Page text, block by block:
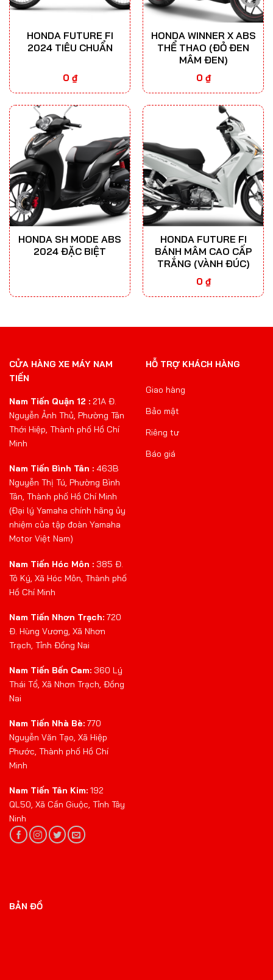
HONDA FUTURE FI
2024 TIÊU CHUẨN
0 ₫
HONDA WINNER X ABS
THỂ THAO (ĐỎ ĐEN
MÂM ĐEN)
0 ₫
HONDA SH MODE ABS
2024 ĐẶC BIỆT
HONDA FUTURE FI
BÁNH MÂM CAO CẤP
TRẮNG (VÀNH ĐÚC)
0 ₫
CỬA HÀNG XE MÁY NAM
TIẾN
Nam Tiến Quận 12 : 21A Đ.
Nguyễn Ảnh Thủ, Phường Tân
Thới Hiệp, Thành phố Hồ Chí
Minh
Nam Tiến Bình Tân : 463B
Nguyễn Thị Tú, Phường Bình
Tân, Thành phố Hồ Chí Minh
(Đại lý Yamaha chính hãng ủy
nhiệm của tập đoàn Yamaha
Motor Việt Nam)
Nam Tiến Hóc Môn : 385 Đ.
Tô Ký, Xã Hóc Môn, Thành phố
Hồ Chí Minh
Nam Tiến Nhơn Trạch: 720
Đ. Hùng Vương, Xã Nhơn
Trạch, Tỉnh Đồng Nai
Nam Tiến Bến Cam: 360 Lý
Thái Tổ, Xã Nhơn Trạch, Đồng
Nai
Nam Tiến Nhà Bè: 770
Nguyễn Văn Tạo, Xã Hiệp
Phước, Thành phố Hồ Chí
Minh
Nam Tiến Tân Kim: 192
QL50, Xã Cần Giuộc, Tỉnh Tây
Ninh
HỖ TRỢ KHÁCH HÀNG
Giao hàng
Bảo mật
Riêng tư
Báo giá
BẢN ĐỒ